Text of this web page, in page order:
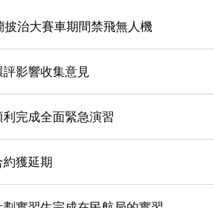
披治大賽車期間禁飛無人機
影響收集意見
完成全面緊急演習
獲延期